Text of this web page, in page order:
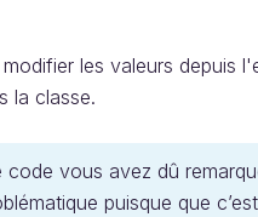
les valeurs depuis
la classe.
code vous avez dû
puisque que